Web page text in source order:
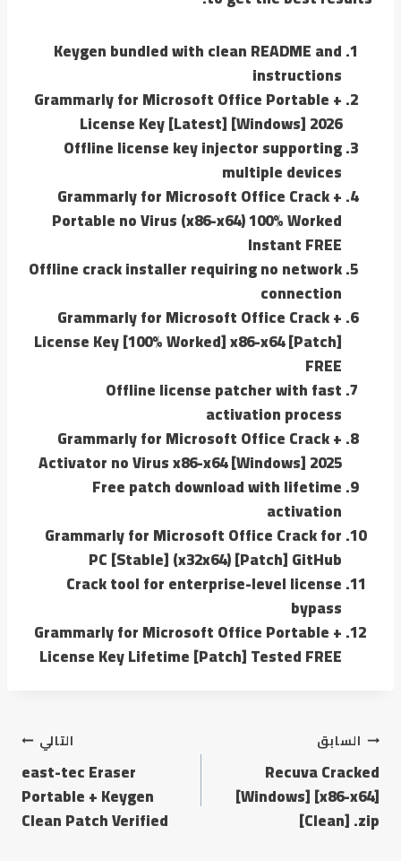
Keygen bundled with clean README and
instructions
Grammarly for Microsoft Office Portable +
License Key [Latest] [Windows] 2026
Offline license key injector supporting
multiple devices
Grammarly for Microsoft Office Crack +
Portable no Virus (x86-x64) 100% Worked
Instant FREE
Offline crack installer requiring no network
connection
Grammarly for Microsoft Office Crack +
License Key [100% Worked] x86-x64 [Patch]
FREE
Offline license patcher with fast
activation process
Grammarly for Microsoft Office Crack +
Activator no Virus x86-x64 [Windows] 2025
Free patch download with lifetime
activation
Grammarly for Microsoft Office Crack for
PC [Stable] (x32x64) [Patch] GitHub
Crack tool for enterprise-level license
bypass
Grammarly for Microsoft Office Portable +
License Key Lifetime [Patch] Tested FREE
السابق
Recuva Cracked
[Windows] [x86-x64]
[Clean] .zip
التالي
east-tec Eraser
Portable + Keygen
Clean Patch Verified